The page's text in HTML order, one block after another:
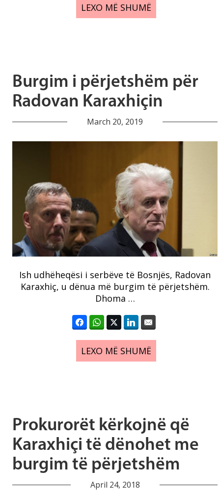
LEXO MË SHUMË
Burgim i përjetshëm për
Radovan Karaxhiçin
March 20, 2019
Ish udhëheqësi i serbëve të Bosnjës, Radovan
Karaxhiç, u dënua më burgim të përjetshëm.
Dhoma …
LEXO MË SHUMË
Prokurorët kërkojnë që
Karaxhiçi të dënohet me
burgim të përjetshëm
April 24, 2018